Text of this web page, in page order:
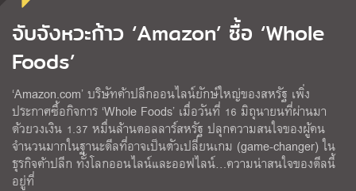
จับจังหวะก้าว ‘Amazon’ ซื้อ ‘Whole
Foods’
‘Amazon.com’ บริษัทค้าปลีกออนไลน์ยักษ์ใหญ่ของสหรัฐ เพิ่ง
ประกาศซื้อกิจการ ‘Whole Foods’ เมื่อวันที่ 16 มิถุนายนที่ผ่านมา
ด้วยวงเงิน 1.37 หมื่นล้านดอลลาร์สหรัฐ ปลุกความสนใจของผู้คน
จำนวนมากในฐานะดีลที่อาจเป็นตัวเปลี่ยนเกม (game-changer) ใน
ธุรกิจค้าปลีก ทั้งโลกออนไลน์และออฟไลน์…ความน่าสนใจของดีลนี้
อยู่ที่